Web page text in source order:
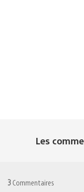
Les
3 Commentaires